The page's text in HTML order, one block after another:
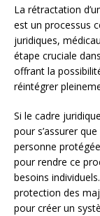
La rétractation
est un processus
juridiques,
étape cruciale
offrant la
réintégrer
Si le cadre
pour s’assurer
personne
pour rendre ce
besoins
protection des
pour créer un